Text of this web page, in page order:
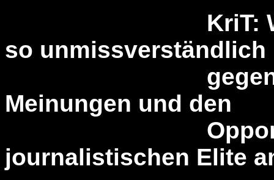
KriT: Woher
so unmissverständlich
gegen den
Meinungen und den
journalistischen Elite